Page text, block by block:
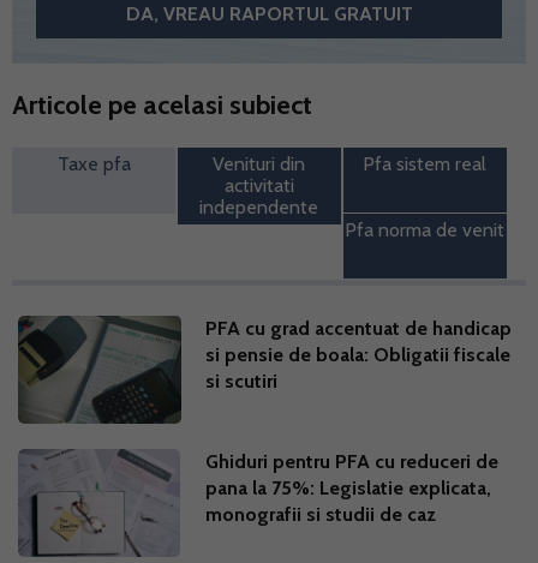
Articole pe acelasi subiect
Taxe pfa
Venituri din
activitati
independente
Pfa sistem real
Pfa norma de venit
PFA cu grad accentuat de handicap
si pensie de boala: Obligatii fiscale
si scutiri
Ghiduri pentru PFA cu reduceri de
pana la 75%: Legislatie explicata,
monografii si studii de caz